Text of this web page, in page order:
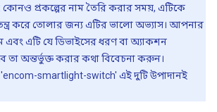
: কোনও প্রকল্পের নাম তৈরি করার সময়, এটিকে
করে তোলার জন্য এটির ভালো অভ্যাস। আপনার
এবং এটি যে ডিভাইসের ধরণ বা অ্যাকশন
তা অন্তর্ভুক্ত করার কথা বিবেচনা করুন।
smartlight-switch' এই দুটি উপাদানই